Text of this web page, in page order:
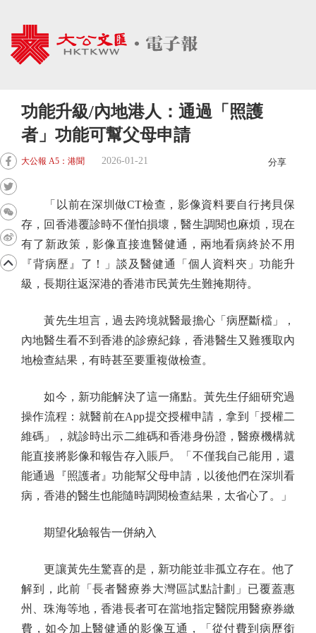
功能升級/內地港人：通過「照護
者」功能可幫父母申請
大公報 A5：港聞 2026-01-21 分享
「以前在深圳做CT檢查，影像資料要自行拷貝保
存，回香港覆診時不僅怕損壞，醫生調閱也麻煩，現在
有了新政策，影像直接進醫健通，兩地看病終於不用
『背病歷』了！」談及醫健通「個人資料夾」功能升
級，長期往返深港的香港市民黃先生難掩期待。
黃先生坦言，過去跨境就醫最擔心「病歷斷檔」，
內地醫生看不到香港的診療紀錄，香港醫生又難獲取內
地檢查結果，有時甚至要重複做檢查。
如今，新功能解決了這一痛點。黃先生仔細研究過
操作流程：就醫前在App提交授權申請，拿到「授權二
維碼」，就診時出示二維碼和香港身份證，醫療機構就
能直接將影像和報告存入賬戶。「不僅我自己能用，還
能通過『照護者』功能幫父母申請，以後他們在深圳看
病，香港的醫生也能隨時調閱檢查結果，太省心了。」
期望化驗報告一併納入
更讓黃先生驚喜的是，新功能並非孤立存在。他了
解到，此前「長者醫療券大灣區試點計劃」已覆蓋惠
州、珠海等地，香港長者可在當地指定醫院用醫療券繳
費，如今加上醫健通的影像互通，「從付費到病歷銜